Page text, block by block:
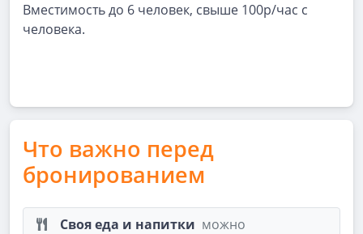
Вместимость до 6 человек, свыше 100р/час с
человека.
Что важно перед
бронированием
Своя еда и напитки можно